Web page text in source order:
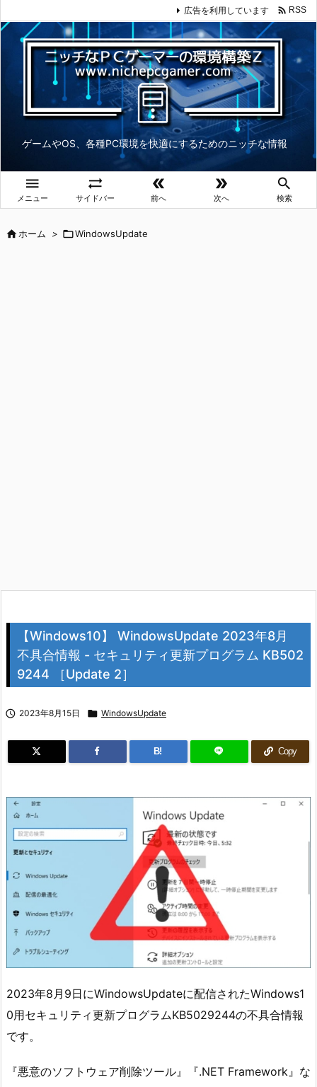
ゲームやOS、各種PC環境を快適にするためのニッチな情報

メニュー

サイドバー

前へ

次へ

検索
広告を利用しています  RSS
ホーム > WindowsUpdate
【Windows10】 WindowsUpdate 2023年8月
不具合情報 - セキュリティ更新プログラム KB502
9244 ［Update 2］
 2023年8月15日  WindowsUpdate
B! Copy
2023年8月9日にWindowsUpdateに配信されたWindows1
0用セキュリティ更新プログラムKB5029244の不具合情報
です。
『悪意のソフトウェア削除ツール』『.NET Framework』な